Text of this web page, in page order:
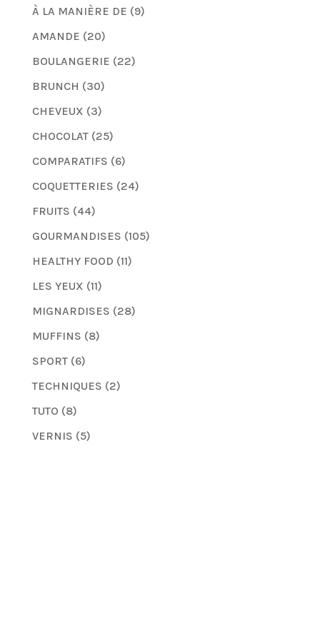
À LA MANIÈRE DE (9)
AMANDE (20)
BOULANGERIE (22)
BRUNCH (30)
CHEVEUX (3)
CHOCOLAT(25)
COMPARATIFS (6)
COQUETTERIES (24)
FRUITS (44)
GOURMANDISES (105)
HEALTHY FOOD (11)
LES YEUX (11)
MIGNARDISES (28)
MUFFINS (8)
SPORT(6)
TECHNIQUES (2)
TUTO (8)
VERNIS (5)